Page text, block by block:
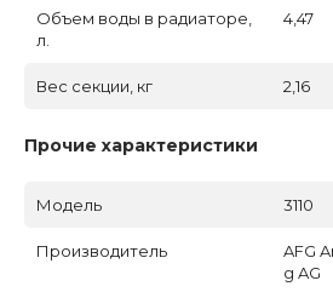
Объем воды в радиаторе,
л.
4,47
Вес секции, кг 2,16
Прочие характеристики
Модель 3110
Производитель
AFG
g AG